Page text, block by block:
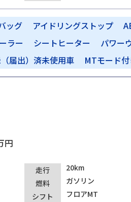
ッグ アイドリングストップ
ラー シートヒーター パワー
届出）済未使用車 MTモード付
円
走行 20km
燃料 ガソリン
シフト フロアMT